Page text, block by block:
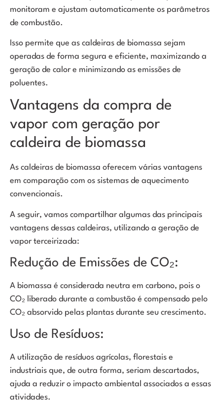
monitoram e ajustam automaticamente os parâmetros
de combustão.
Isso permite que as caldeiras de biomassa sejam
operadas de forma segura e eficiente, maximizando a
geração de calor e minimizando as emissões de
poluentes.
Vantagens da compra de
vapor com geração por
caldeira de biomassa
As caldeiras de biomassa oferecem várias vantagens
em comparação com os sistemas de aquecimento
convencionais.
A seguir, vamos compartilhar algumas das principais
vantagens dessas caldeiras, utilizando a geração de
vapor terceirizada:
Redução de Emissões de CO₂:
A biomassa é considerada neutra em carbono, pois o
CO₂ liberado durante a combustão é compensado pelo
CO₂ absorvido pelas plantas durante seu crescimento.
Uso de Resíduos:
A utilização de resíduos agrícolas, florestais e
industriais que, de outra forma, seriam descartados,
ajuda a reduzir o impacto ambiental associados a essas
atividades.